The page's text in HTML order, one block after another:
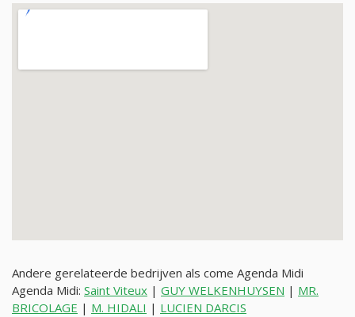
Andere gerelateerde bedrijven als come Agenda Midi
Agenda Midi: Saint Viteux | GUY WELKENHUYSEN | MR.
BRICOLAGE | M. HIDALI | LUCIEN DARCIS